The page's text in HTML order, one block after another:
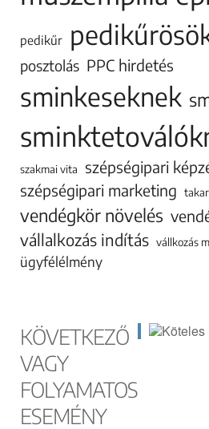
pedikűr
posztolás PPC hirdetés
sminkeseknek
szakmai vita
szépségipari
szépségipari marketing
vendégkör növelés
vállalkozás indítás vállkozás
ügyfélélmény
KÖVETKEZŐ
VAGY
FOLYAMATOS
ESEMÉNY